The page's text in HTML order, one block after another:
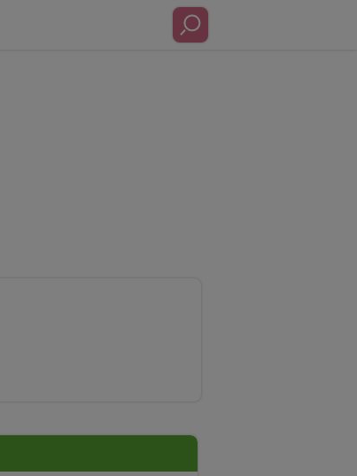
Lui Mi-A Vindecat Sufletul